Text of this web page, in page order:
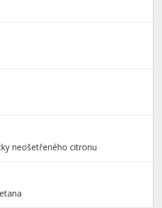
neošetřeného citronu